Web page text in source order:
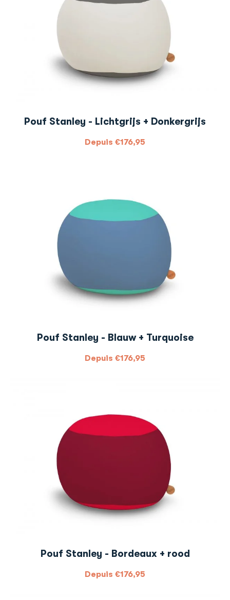
Pouf Stanley - Lichtgrijs + Donkergrijs
Depuis €176,95
Pouf Stanley - Blauw + Turquoise
Depuis €176,95
Pouf Stanley - Bordeaux + rood
Depuis €176,95